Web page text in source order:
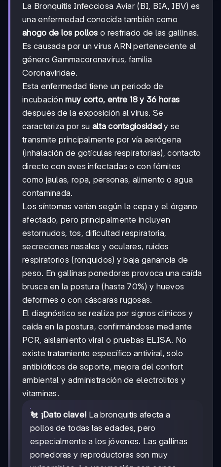
La Bronquitis Infecciosa Aviar (BI, BIA, IBV) es
una enfermedad conocida también como
ahogo de los pollos o resfriado de las gallinas.
Es causada por un virus ARN perteneciente al
género Gammacoronavirus, familia
Coronaviridae.
Esta enfermedad tiene un periodo de
incubaciónmuy corto, entre 18 y 36 horas
después de la exposición al virus. Se
caracteriza por su alta contagiosidad y se
transmite principalmente por vía aerógena
(inhalación de gotículas respiratorias), contacto
directo con aves infectadas o con fómites
como jaulas, ropa, personas, alimento o agua
contaminada.
Los síntomas varían según la cepa y el órgano
afectado, pero principalmente incluyen
estornudos, tos, dificultad respiratoria,
secreciones nasales y oculares, ruidos
respiratorios (ronquidos) y baja ganancia de
peso. En gallinas ponedoras provoca una caída
brusca en la postura (hasta 70%) y huevos
deformes o con cáscaras rugosas.
El diagnóstico se realiza por signos clínicos y
caída en la postura, confirmándose mediante
PCR, aislamiento viral o pruebas ELISA. No
existe tratamiento específico antiviral, solo
antibióticos de soporte, mejora del confort
ambiental y administración de electrolitos y
vitaminas.
🐔 ¡Dato clave! La bronquitis afecta a
pollos de todas las edades, pero
especialmente a los jóvenes. Las gallinas
ponedoras y reproductoras son muy